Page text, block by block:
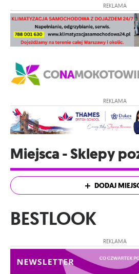
REKLAMA
REKLAMA
Miejsca - Sklepy
DODAJ
BESTLOOK
REKLAMA